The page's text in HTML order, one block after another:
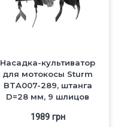
Насадка-культиватор
для мотокосы Sturm
BTA007-289, штанга
D=28 мм, 9 шлицов
1989 грн